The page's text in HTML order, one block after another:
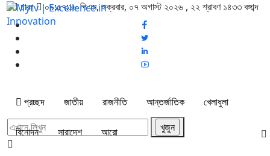
ঢাকা ০৯:৫৭:১৯ পিএম, শুক্রবার, ০৭ অগাস্ট ২০২৬ , ২২ শ্রাবণ ১৪৩৩বঙ্গাব্দ
প্রচ্ছদ জাতীয় রাজনীতি আন্তর্জাতিক খেলাধুলা
বিনোদন সারাদেশ আরো